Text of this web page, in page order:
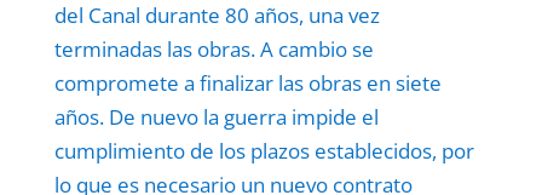
del Canal durante 80 años, una vez
terminadas las obras. A cambio se
compromete a finalizar las obras en siete
años. De nuevo la guerra impide el
cumplimiento de los plazos establecidos, por
lo que es necesario un nuevo contrato